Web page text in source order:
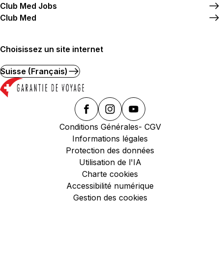
Club Med Jobs
Club Med
Choisissez un site internet
Suisse (Français)
Conditions Générales- CGV
Informations légales
Protection des données
Utilisation de l'IA
Charte cookies
Accessibilité numérique
Gestion des cookies